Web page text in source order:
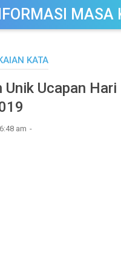
MASA
KATA
Unik Ucapan Hari
6:48 am